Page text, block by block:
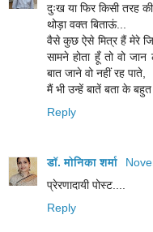
दुःख या फिर किसी तरह
थोड़ा वक्त बिताऊं...
वैसे कुछ ऐसे मित्र हैं मेरे
सामने होता हूँ तो वो
बात जाने वो नहीं रह पाते,
मैं भी उन्हें बातें बता के
Reply
डॉ. मोनिका शर्मा
प्रेरणादायी पोस्ट....
Reply